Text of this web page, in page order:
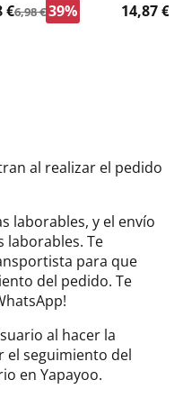
€6,98 €39% 14,87 €
al realizar el pedido
laborables, y el envío
laborables. Te
para que
del pedido. Te
al hacer la
el seguimiento del
en Yapayoo.